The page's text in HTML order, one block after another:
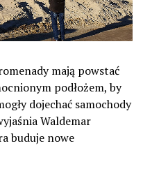
mają powstać
podłożem, by
dojechać samochody
Waldemar
buduje nowe